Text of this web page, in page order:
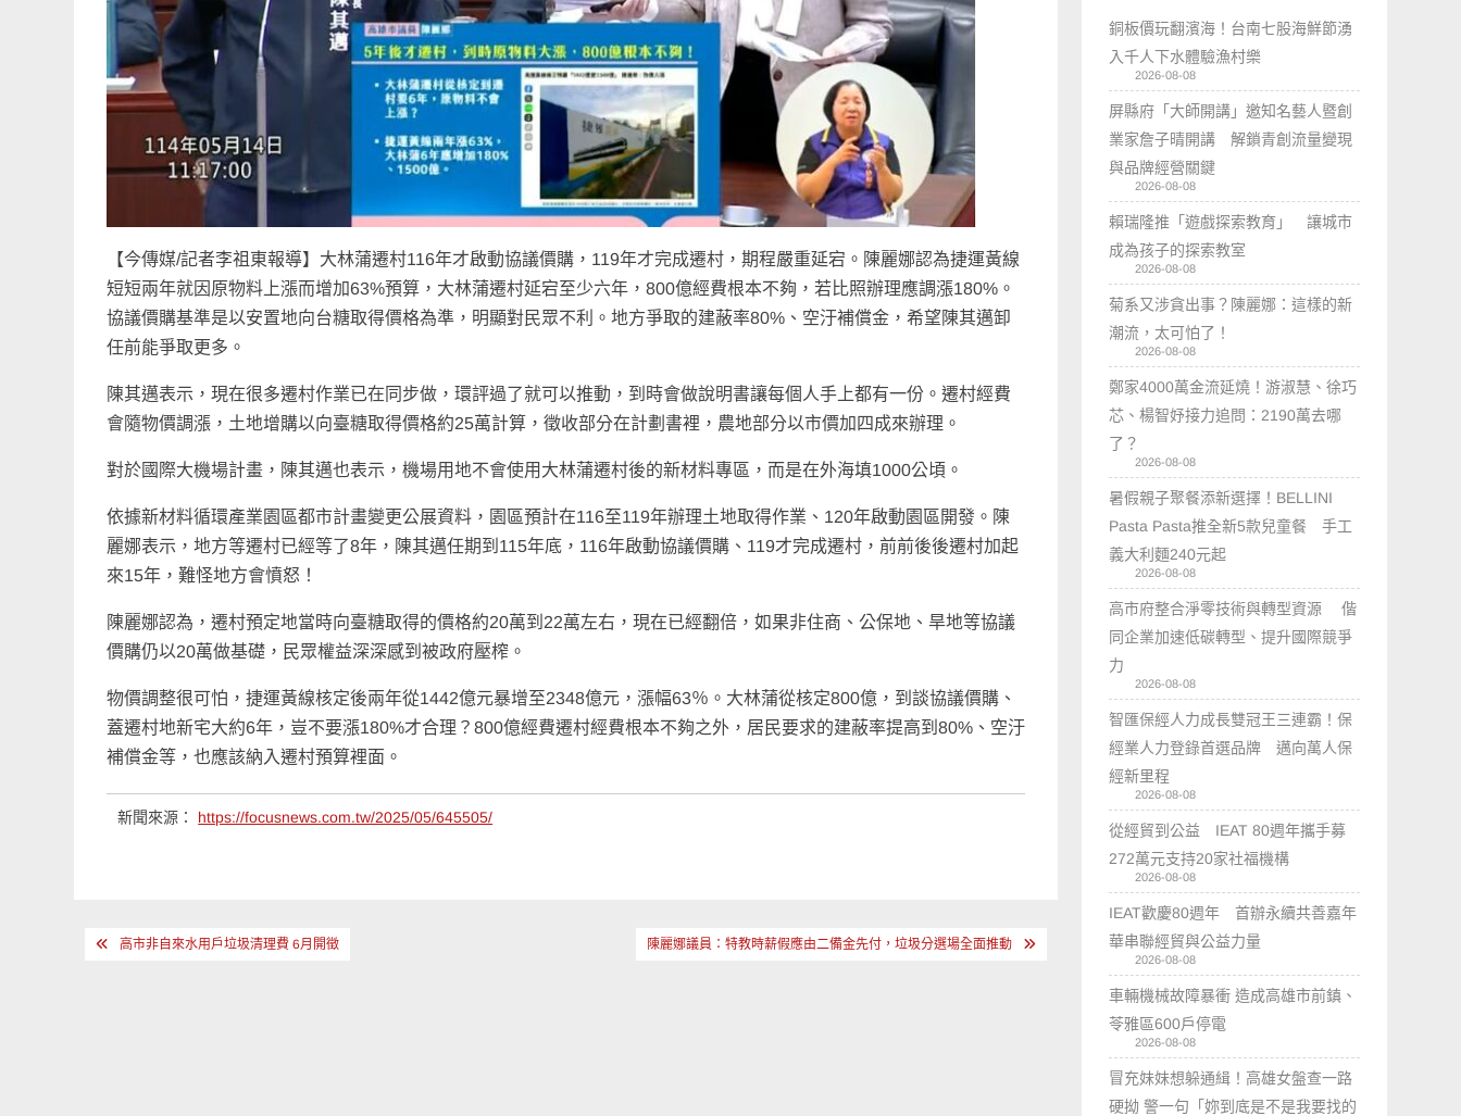
【今傳媒/記者李祖東報導】大林蒲遷村116年才啟動協議價購，119年才完成遷村，期程嚴重延宕。陳麗娜認為捷運黃線
短短兩年就因原物料上漲而增加63%預算，大林蒲遷村延宕至少六年，800億經費根本不夠，若比照辦理應調漲180%。
協議價購基準是以安置地向台糖取得價格為準，明顯對民眾不利。地方爭取的建蔽率80%、空汙補償金，希望陳其邁卸
任前能爭取更多。
陳其邁表示，現在很多遷村作業已在同步做，環評過了就可以推動，到時會做說明書讓每個人手上都有一份。遷村經費
會隨物價調漲，土地增購以向臺糖取得價格約25萬計算，徵收部分在計劃書裡，農地部分以市價加四成來辦理。
對於國際大機場計畫，陳其邁也表示，機場用地不會使用大林蒲遷村後的新材料專區，而是在外海填1000公頃。
依據新材料循環產業園區都市計畫變更公展資料，園區預計在116至119年辦理土地取得作業、120年啟動園區開發。陳
麗娜表示，地方等遷村已經等了8年，陳其邁任期到115年底，116年啟動協議價購、119才完成遷村，前前後後遷村加起
來15年，難怪地方會憤怒！
陳麗娜認為，遷村預定地當時向臺糖取得的價格約20萬到22萬左右，現在已經翻倍，如果非住商、公保地、旱地等協議
價購仍以20萬做基礎，民眾權益深深感到被政府壓榨。
物價調整很可怕，捷運黃線核定後兩年從1442億元暴增至2348億元，漲幅63％。大林蒲從核定800億，到談協議價購、
蓋遷村地新宅大約6年，豈不要漲180%才合理？800億經費遷村經費根本不夠之外，居民要求的建蔽率提高到80%、空汙
補償金等，也應該納入遷村預算裡面。
新聞來源： https://focusnews.com.tw/2025/05/645505/
文 高市非自來水用戶垃圾清理費 6月開徵 陳麗娜議員：特教時薪假應由二備金先付，垃圾分選場全面推動
銅板價玩翻濱海！台南七股海鮮節湧
入千人下水體驗漁村樂
2026-08-08
屏縣府「大師開講」邀知名藝人暨創
業家詹子晴開講 解鎖青創流量變現
與品牌經營關鍵
2026-08-08
賴瑞隆推「遊戲探索教育」 讓城市
成為孩子的探索教室
2026-08-08
菊系又涉貪出事？陳麗娜：這樣的新
潮流，太可怕了！
2026-08-08
鄭家4000萬金流延燒！游淑慧、徐巧
芯、楊智妤接力追問：2190萬去哪
了？
2026-08-08
暑假親子聚餐添新選擇！BELLINI
Pasta Pasta推全新5款兒童餐 手工
義大利麵240元起
2026-08-08
高市府整合淨零技術與轉型資源 偕
同企業加速低碳轉型、提升國際競爭
力
2026-08-08
智匯保經人力成長雙冠王三連霸！保
經業人力登錄首選品牌 邁向萬人保
經新里程
2026-08-08
從經貿到公益 IEAT 80週年攜手募
272萬元支持20家社福機構
2026-08-08
IEAT歡慶80週年 首辦永續共善嘉年
華串聯經貿與公益力量
2026-08-08
車輛機械故障暴衝 造成高雄市前鎮、
苓雅區600戶停電
2026-08-08
冒充妹妹想躲通緝！高雄女盤查一路
硬拗 警一句「妳到底是不是我要找的